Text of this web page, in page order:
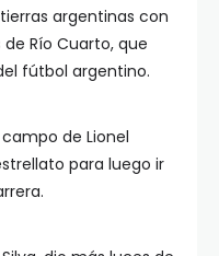
argentinas con
Río Cuarto, que
fútbol argentino.
de Lionel
para luego ir